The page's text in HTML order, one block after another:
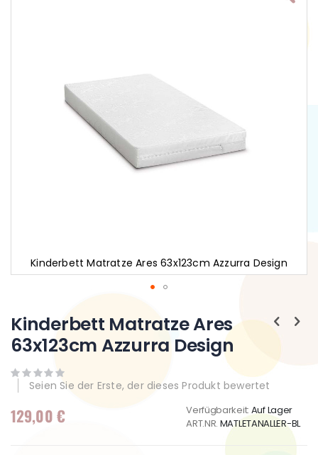
Kinderbett Matratze Ares 63x123cm Azzurra Design
Anfang
der
Bildgalerie
springen
Kinderbett Matratze Ares
63x123cm Azzurra Design
Seien Sie der Erste, der dieses Produkt bewertet
129,00 € Verfügbarkeit: Auf Lager
ART.NR. MATLETANALLER-BL